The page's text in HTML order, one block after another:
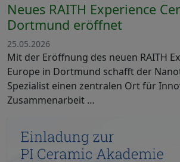
Neues RAITH Experience
Dortmund eröffnet
25.05.2026
Mit der Eröffnung des neuen RAITH
Europe in Dortmund schafft der
Spezialist einen zentralen Ort für
Zusammenarbeit …